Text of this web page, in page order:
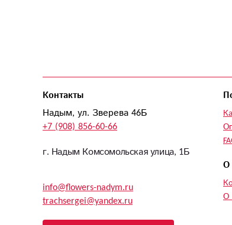
Контакты
Надым, ул. Зверева 46Б
+7 (908) 856-60-66
г. Надым Комсомольская улица, 1Б
info@flowers-nadym.ru
trachsergei@yandex.ru
О
О